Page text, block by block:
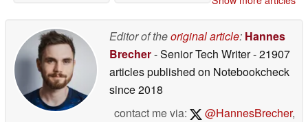
Editor of theoriginal article: Hannes
Brecher- Senior Tech Writer- 21907
articles published on Notebookcheck
since 2018
contact me via:
@HannesBrecher,